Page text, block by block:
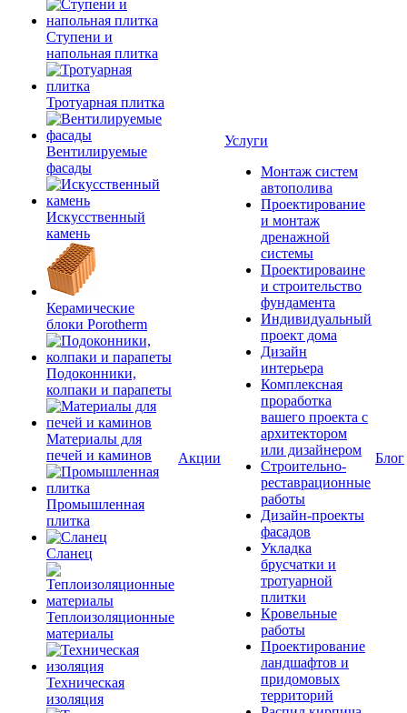
Ступени и
напольная плитка
Тротуарная плитка
Вентилируемые
фасады
Искусственный
камень
Керамические
блоки Porotherm
Подоконники,
колпаки и парапеты
Материалы для
печей и каминов
Промышленная
плитка
Сланец
Теплоизоляционные
материалы
Техническая
изоляция
Акции
Услуги
Монтаж систем
автополива
Проектирование
и монтаж
дренажной
системы
Проектироваине
и строительство
фундамента
Индивидуальный
проект дома
Дизайн
интерьера
Комплексная
проработка
вашего проекта с
архитектором
или дизайнером
Строительно-
реставрационные
работы
Дизайн-проекты
фасадов
Укладка
брусчатки и
тротуарной
плитки
Кровельные
работы
Проектирование
ландшафтов и
придомовых
территорий
Блог